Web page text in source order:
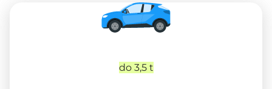
do 3,5 t